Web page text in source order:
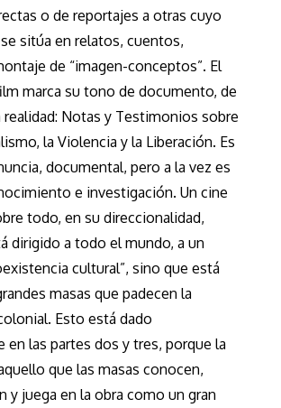
o de reportajes a otras cuyo
sitúa en relatos, cuentos,
de “imagen-conceptos”. El
marca su tono de documento, de
realidad: Notas y Testimonios sobre
la Violencia y la Liberación. Es
documental, pero a la vez es
e investigación. Un cine
todo, en su direccionalidad,
dirigido a todo el mundo, a un
cultural”, sino que está
masas que padecen la
Esto está dado
en las partes dos y tres, porque la
que las masas conocen,
y juega en la obra como un gran